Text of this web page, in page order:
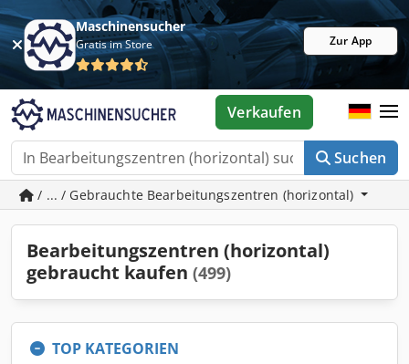
Maschinensucher
Gratis im Store Zur App
Suchen
Verkaufen
/ ... / Gebrauchte Bearbeitungszentren (horizontal)
Bearbeitungszentren (horizontal)
gebraucht kaufen (499)
TOP KATEGORIEN